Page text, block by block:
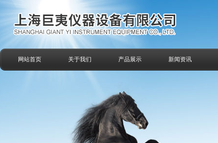
网站首页 关于我们 产品展示 新闻资讯